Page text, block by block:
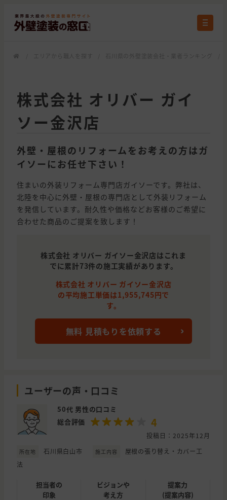
株式会社 オリバー ガイ
ソー金沢店
外壁・屋根のリフォームをお考えの方はガ
イソーにお任せ下さい！
住まいの外装リフォーム専門店ガイソーです。弊社は、
北陸を中心に外壁・屋根の専門店として外装リフォーム
を発信しています。耐久性や価格などお客様のご希望に
合わせた商品のご提案を致します！
株式会社 オリバー ガイソー金沢店はこれま
でに累計73件の施工実績があります。
株式会社 オリバー ガイソー金沢店
の平均施工単価は1,955,745円で
す。
無料 見積もりを依頼する
ユーザーの声・口コミ
50代 男性の口コミ
総合評価
4
投稿日：2025年12月
所在地 石川県白山市 施工内容
屋根の張り替え・カバー工
法
担当者の
印象
ビジョンや
考え方
提案力
(提案内容)